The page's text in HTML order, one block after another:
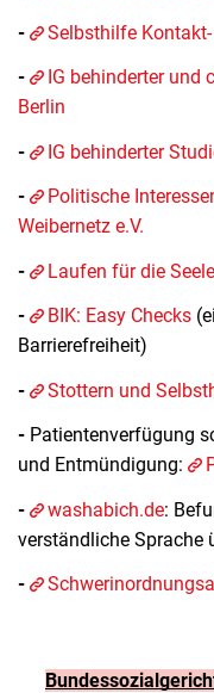
-
Selbsthilfe
-
IG behinderter und
Berlin
-
IG behinderter
-
Politische
Weibernetz e.V.
-
Laufen für die Seele
-
BIK: Easy Checks
Barrierefreiheit)
-
Stottern und
- Patientenverfügung
und Entmündigung:
-
washabich.de:
verständliche Sprache
-